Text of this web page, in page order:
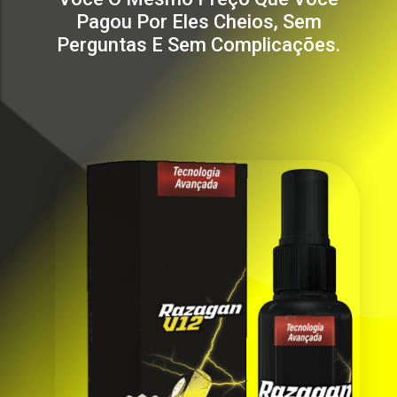
Pagou Por Eles Cheios, Sem
Perguntas E Sem Complicações.